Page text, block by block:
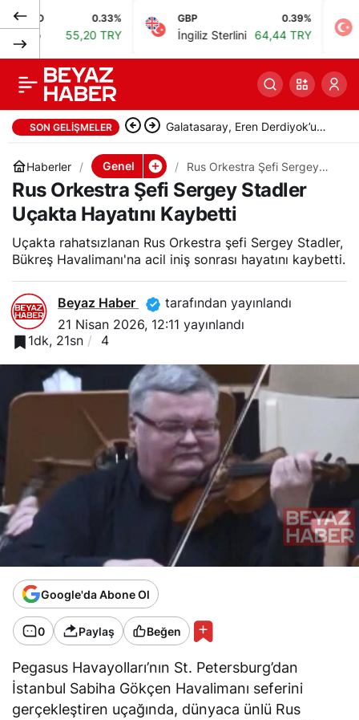
0.33%
55,20 TRY
GBP
İngiliz Sterlini 64,44 TRY
BIST
Bist
SON GELIŞMELER Galatasaray yeni sezon
sürdürdü
Haberler Genel
Rus Orkestra Şefi Sergey
Stadler Uçakta Hayatını
Kaybetti
Rus Orkestra Şefi Sergey Stadler
Uçakta Hayatını Kaybetti
Uçakta rahatsızlanan Rus Orkestra şefi Sergey Stadler,
Bükreş Havalimanı'na acil iniş sonrası hayatını kaybetti.
Beyaz Haber
tarafından yayınlandı
21 Nisan 2026, 12:11 yayınlandı
1dk, 21sn
4
Google'da Abone Ol
0 Paylaş Beğen
Pegasus Havayolları’nın St. Petersburg’dan
İstanbul Sabiha Gökçen Havalimanı seferini
gerçekleştiren uçağında, dünyaca ünlü Rus
Uzak Şehir 58.
bölümünde Alya’nın
geçmişiyle
Paylaş